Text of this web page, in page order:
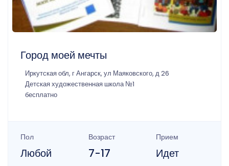
Город моей мечты
Иркутская обл, г Ангарск, ул Маяковского, д 26
Детская художественная школа №1
бесплатно
Пол
Любой
Возраст
7-17
Прием
Идет